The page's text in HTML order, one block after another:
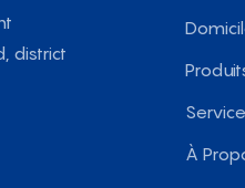
district
Service
À